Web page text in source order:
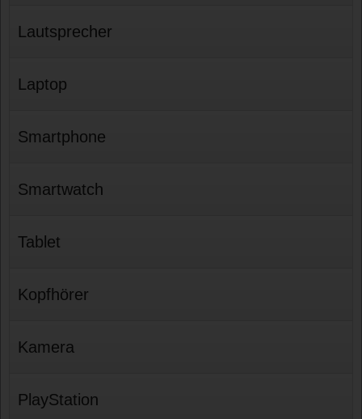
Lautsprecher
Laptop
Smartphone
Smartwatch
Tablet
Kopfhörer
Kamera
PlayStation